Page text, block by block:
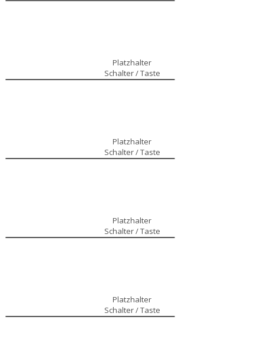
Platzhalter
Schalter / Taste
Platzhalter
Schalter / Taste
Platzhalter
Schalter / Taste
Platzhalter
Schalter / Taste